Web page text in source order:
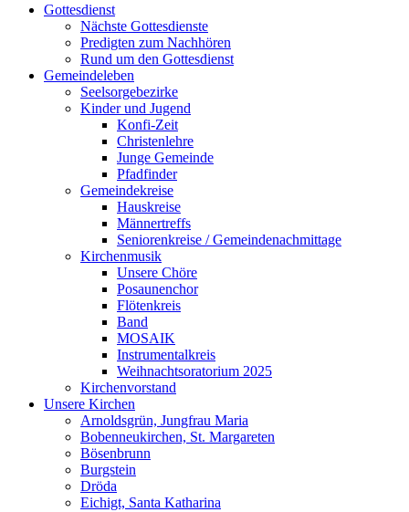
Gottesdienst
Nächste Gottesdienste
Predigten zum Nachhören
Rund um den Gottesdienst
Gemeindeleben
Seelsorgebezirke
Kinder und Jugend
Konfi-Zeit
Christenlehre
Junge Gemeinde
Pfadfinder
Gemeindekreise
Hauskreise
Männertreffs
Seniorenkreise / Gemeindenachmittage
Kirchenmusik
Unsere Chöre
Posaunenchor
Flötenkreis
Band
MOSAIK
Instrumentalkreis
Weihnachtsoratorium 2025
Kirchenvorstand
Unsere Kirchen
Arnoldsgrün, Jungfrau Maria
Bobenneukirchen, St. Margareten
Bösenbrunn
Burgstein
Dröda
Eichigt, Santa Katharina